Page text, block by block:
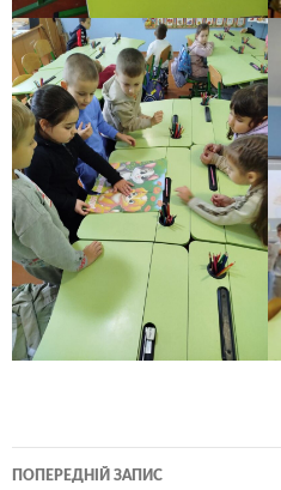
Навігація
ПОПЕРЕДНІЙ ЗАПИС